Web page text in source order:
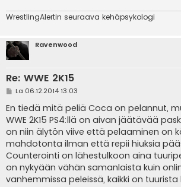
WrestlingAlertin seuraava kehäpsykologi
Ravenwood
Re: WWE 2K15
V
e
s
t
i
La 06.12.2014 13:03
En tiedä mitä peliä Coca on pelannut,
WWE 2K15 PS4:llä on aivan jäätävää
on niin älytön viive että pelaaminen on
mahdotonta ilman että repii hiuksia
Counterointi on lähestulkoon aina
on nykyään vähän samanlaista kuin
vanhemmissa peleissä, kaikki on tuurista